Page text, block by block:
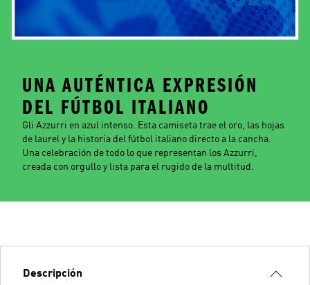
UNA AUTÉNTICA EXPRESIÓN
DEL FÚTBOL ITALIANO
Gli Azzurri en azul intenso. Esta camiseta trae el oro, las hojas
de laurel y la historia del fútbol italiano directo a la cancha.
Una celebración de todo lo que representan los Azzurri,
creada con orgullo y lista para el rugido de la multitud.
Descripción